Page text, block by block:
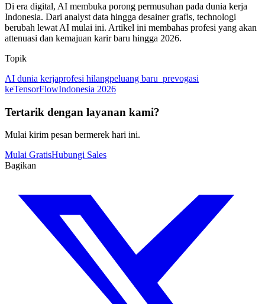
Di era digital, AI membuka porong permusuhan pada dunia kerja
Indonesia. Dari analyst data hingga desainer grafis, technologi
berubah lewat AI mulai ini. Artikel ini membahas profesi yang akan
attenuasi dan kemajuan karir baru hingga 2026.
Topik
AI dunia kerjaprofesi hilangpeluang baru _prevogasi
keTensorFlowIndonesia 2026
Tertarik dengan layanan kami?
Mulai kirim pesan bermerek hari ini.
Mulai GratisHubungi Sales
Bagikan